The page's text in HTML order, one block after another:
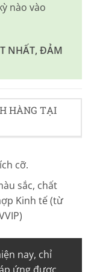
nào vào
NHẤT, ĐẢM
HÀNG TẠI
cỡ.
sắc, chất
Kinh tế (từ
nay, chỉ